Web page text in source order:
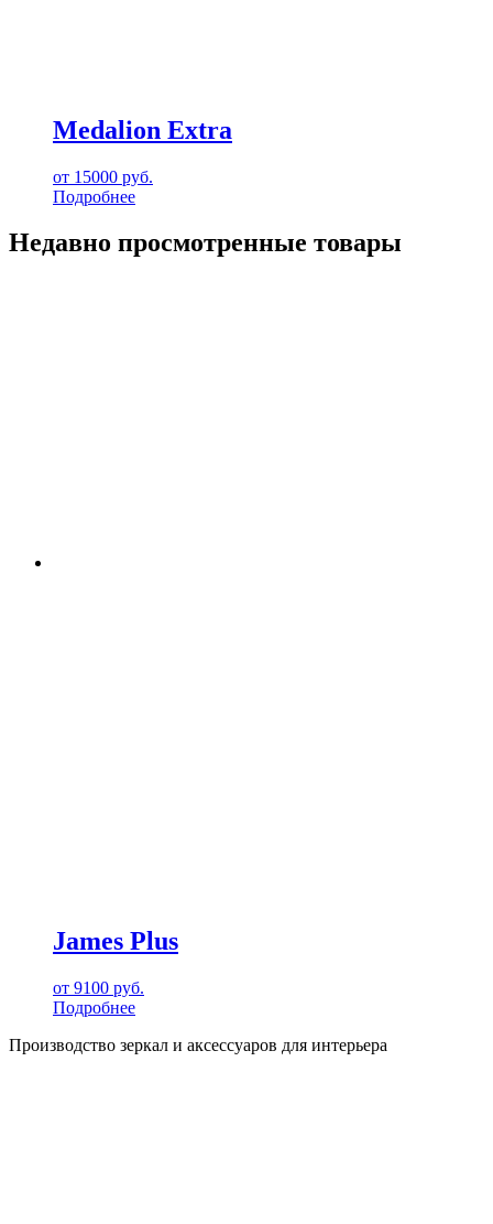
Medalion Extra
от 15000 руб.
Подробнее
Недавно просмотренные товары
James Plus
от 9100 руб.
Подробнее
Производство зеркал и аксессуаров для интерьера